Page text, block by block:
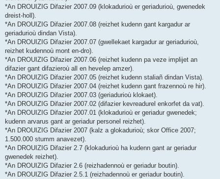
*An DROUIZIG Difazier 2007.09 (klokadurioù er geriadurioù, gwenedek
dreist-holl).
*An DROUIZIG Difazier 2007.08 (reizhet kudenn gant kargadur ar
geriadurioù dindan Vista).
*An DROUIZIG Difazier 2007.07 (gwellekaet kargadur ar geriadurioù,
reizhet kudennoù mont en-dro).
*An DROUIZIG Difazier 2007.06 (reizhet kudenn pa veze implijet an
difazier gant difazieroù all en hevelep amzer).
*An DROUIZIG Difazier 2007.05 (reizhet kudenn staliañ dindan Vista).
*An DROUIZIG Difazier 2007.04 (reizhet kudenn gant frazennoù re hir).
*An DROUIZIG Difazier 2007.03 (geriadurioù klokaet).
*An DROUIZIG Difazier 2007.02 (difazier kevreadurel enkorfet da vat).
*An DROUIZIG Difazier 2007.01 (klokadurioù er geriadur gwenedek;
kudenn arvarus gant ar geriadur personel reizhet).
*An DROUIZIG Difazier 2007 (kalz a glokadurioù; skor Office 2007;
1.500.000 stumm anavezet).
*An DROUIZIG Difazier 2.7 (klokadurioù ha kudenn gant ar geriadur
gwenedek reizhet).
*An DROUIZIG Difazier 2.6 (reizhadennoù er geriadur boutin).
*An DROUIZIG Difazier 2.5.1 (reizhadennoù er geriadur boutin).